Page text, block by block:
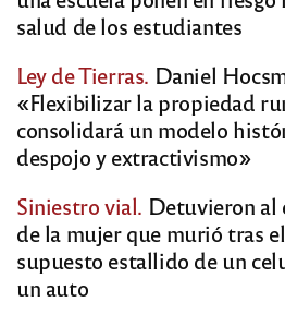
salud de los estudiantes
Ley de Tierras. Daniel
«Flexibilizar la propiedad
consolidará un modelo
despojo y extractivismo»
Siniestro vial. Detuvieron al
de la mujer que murió tras el
supuesto estallido de un
un auto